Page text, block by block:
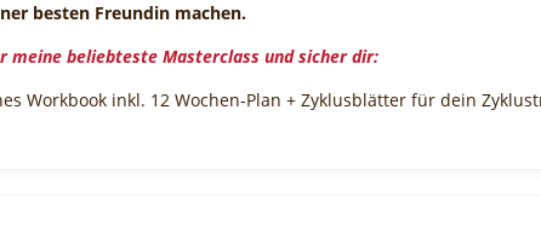
besten Freundin machen.
meine beliebteste Masterclass und sicher dir:
Workbook inkl. 12 Wochen-Plan + Zyklusblätter für dein